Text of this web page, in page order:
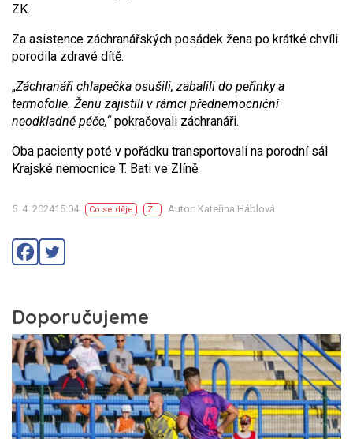
ZK.
Za asistence záchranářských posádek žena po krátké chvíli
porodila zdravé dítě.
„Záchranáři chlapečka osušili, zabalili do peřinky a
termofolie. Ženu zajistili v rámci přednemocniční
neodkladné péče,“pokračovali záchranáři.
Oba pacienty poté v pořádku transportovali na porodní sál
Krajské nemocnice T. Bati ve Zlíně.
5. 4. 202415:04 Co se děje ZL Autor: Kateřina Háblová